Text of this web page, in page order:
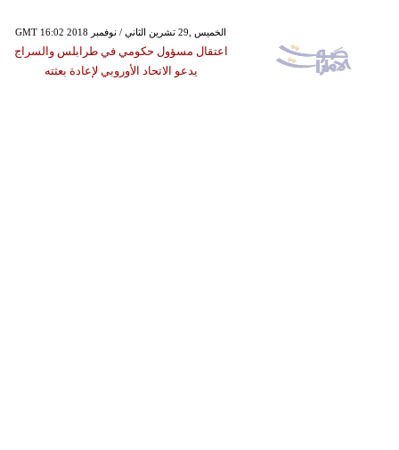
GMT 16:02 2018 الخميس ,29 تشرين الثاني / نوفمبر
اعتقال مسؤول حكومي في طرابلس والسراج
يدعو الاتحاد الأوروبي لإعادة بعثته